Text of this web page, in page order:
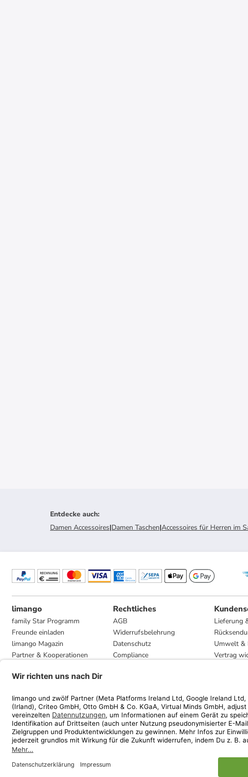
Entdecke auch:
Damen Accessoires|Damen Taschen|Accessoires für Herren im
limango
family Star Programm
Freunde einladen
limango Magazin
Partner & Kooperationen
Presse
Rechtliches
AGB
Widerrufsbelehrung
Datenschutz
Compliance
Lieferung
Umwelt &
Vertrag
* Streichpreise entsprechen der
ᵃ Die jeweils aktuellen